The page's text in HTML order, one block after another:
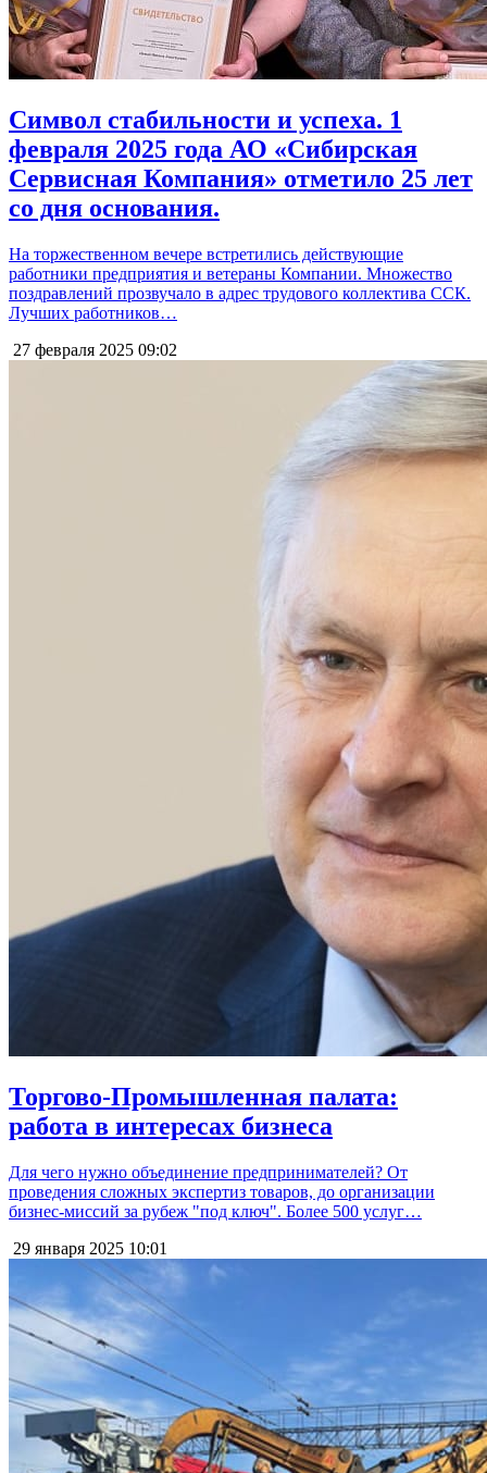
Символ стабильности и успеха. 1
февраля 2025 года АО «Сибирская
Сервисная Компания» отметило 25 лет
со дня основания.
На торжественном вечере встретились действующие
работники предприятия и ветераны Компании. Множество
поздравлений прозвучало в адрес трудового коллектива ССК.
Лучших работников…
27 февраля 2025 09:02
Торгово-Промышленная палата:
работа в интересах бизнеса
Для чего нужно объединение предпринимателей? От
проведения сложных экспертиз товаров, до организации
бизнес-миссий за рубеж "под ключ". Более 500 услуг…
29 января 2025 10:01